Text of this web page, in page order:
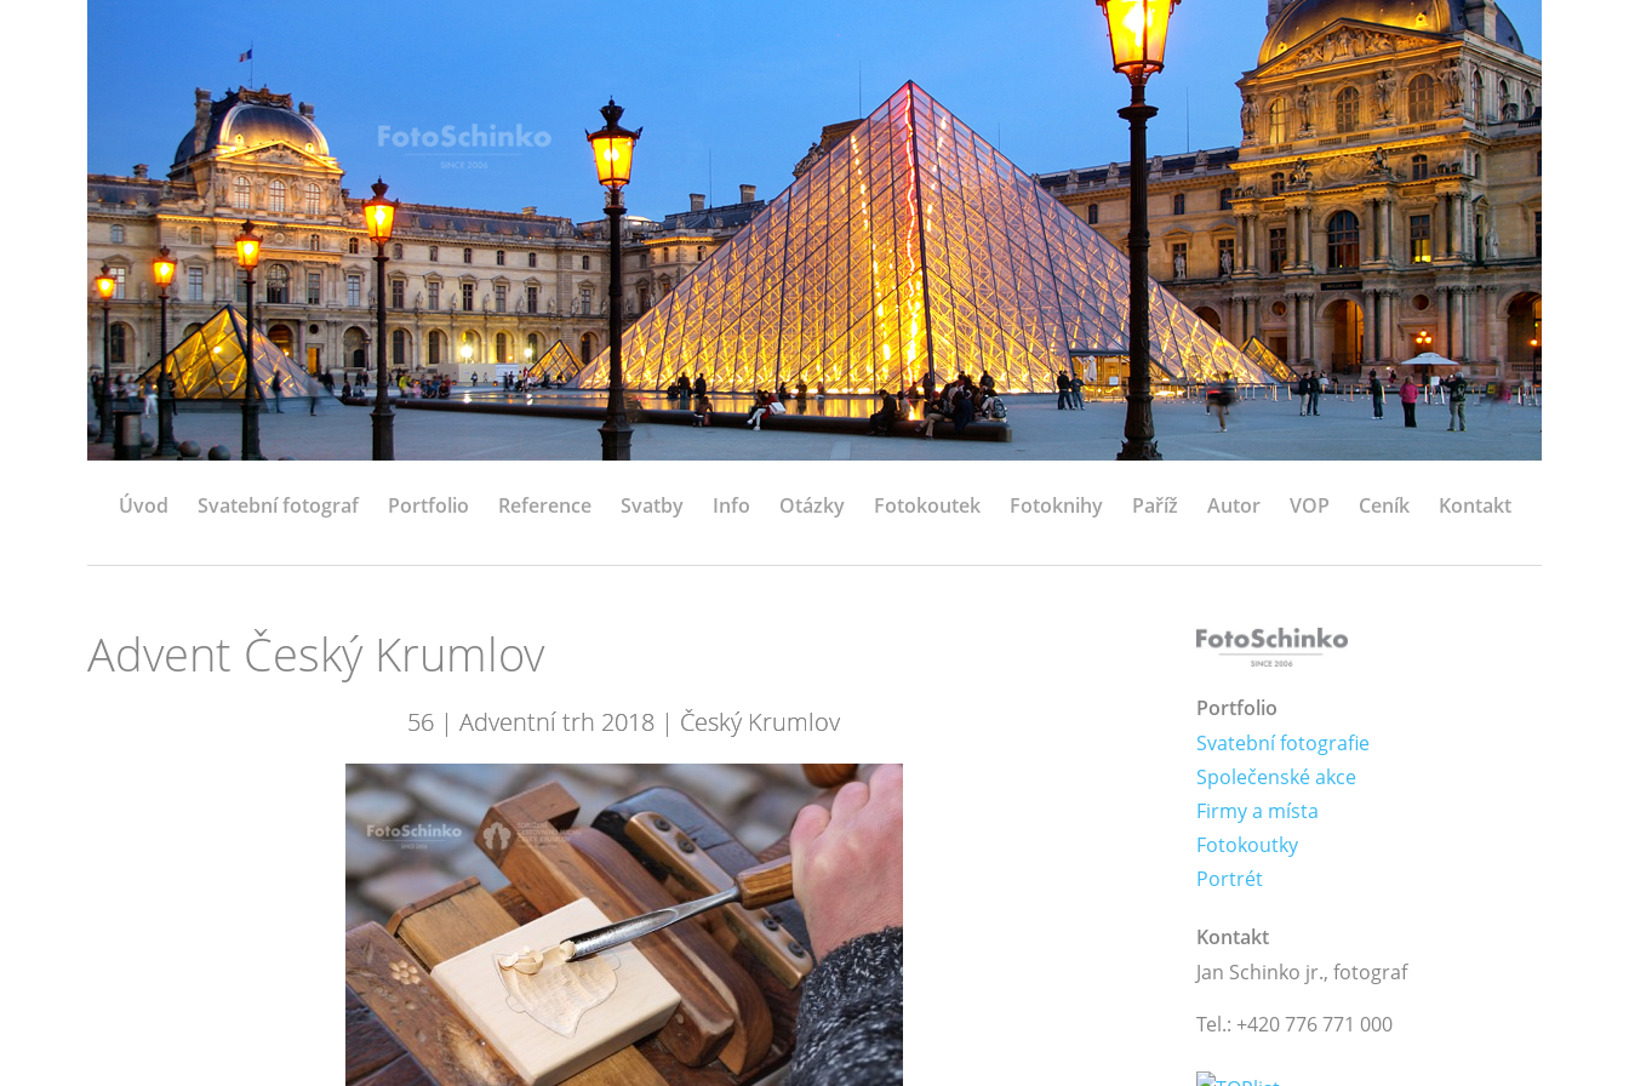
Úvod Svatební fotograf Portfolio Reference Svatby Info Otázky Fotokoutek Fotoknihy Paříž Autor VOP Ceník Kontakt
Advent Český Krumlov
56 | Adventní trh 2018 | Český Krumlov
Portfolio
Svatební fotografie
Společenské akce
Firmy a místa
Fotokoutky
Portrét
Kontakt
Jan Schinko jr., fotograf
Tel.: +420 776 771 000